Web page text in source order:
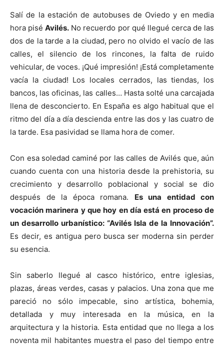
Salí de la estación de autobuses de Oviedo y en media
hora piséAvilés. No recuerdo por qué llegué cerca de las
dos de la tarde a la ciudad, pero no olvido el vacío de las
calles, el silencio de los rincones, la falta de ruido
vehicular, de voces. ¡Qué impresión! ¡Está completamente
vacía la ciudad! Los locales cerrados, las tiendas, los
bancos, las oficinas, las calles… Hasta solté una carcajada
llena de desconcierto. En España es algo habitual que el
ritmo del día a día descienda entre las dos y las cuatro de
la tarde. Esa pasividad se llama hora de comer.
Con esa soledad caminé por las calles de Avilés que, aún
cuando cuenta con una historia desde la prehistoria, su
crecimiento y desarrollo poblacional y social se dio
después de la época romana. Es una entidad con
vocación marinera y que hoy en día está en proceso de
un desarrollo urbanístico: “Avilés Isla de la Innovación”.
Es decir, es antigua pero busca ser moderna sin perder
su esencia.
Sin saberlo llegué al casco histórico, entre iglesias,
plazas, áreas verdes, casas y palacios. Una zona que me
pareció no sólo impecable, sino artística, bohemia,
detallada y muy interesada en la música, en la
arquitectura y la historia. Esta entidad que no llega a los
noventa mil habitantes muestra el paso del tiempo entre